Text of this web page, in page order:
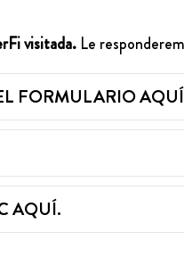
visitada. Le
FORMULARIO AQUÍ
AQUÍ.